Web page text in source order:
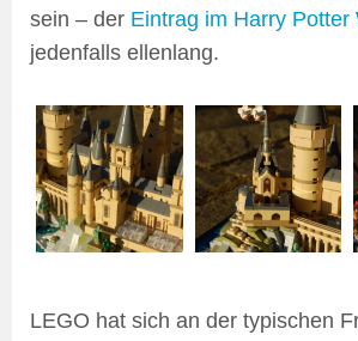
sein – der Eintrag im Harry Potter
jedenfalls ellenlang.
LEGO hat sich an der typischen